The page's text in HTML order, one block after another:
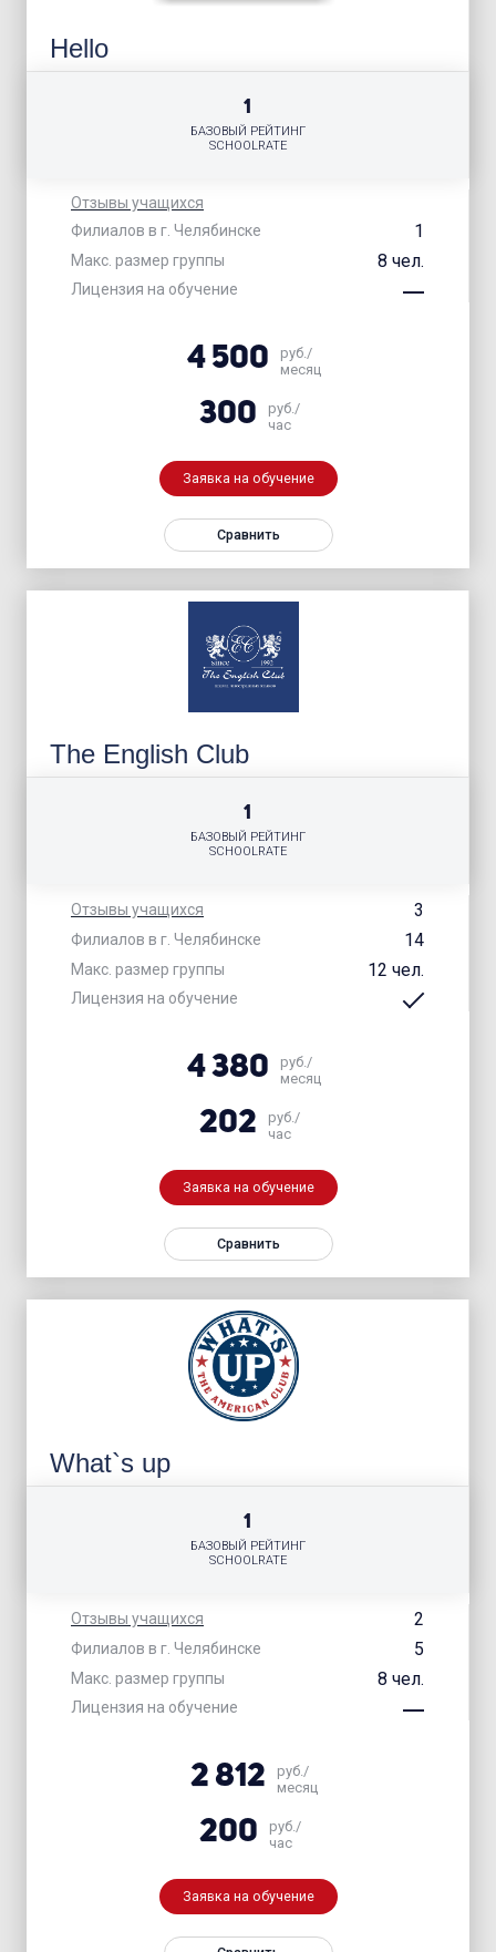
Hello
Отзывы учащихся
Филиалов в г. Челябинске
1
Макс. размер группы 8 чел.
Лицензия на обучение
1
БАЗОВЫЙ РЕЙТИНГ
SCHOOLRATE
4 500
руб./
месяц
300
руб./
час
Заявка на обучение
Сравнить
The English Club
Отзывы учащихся 3
Филиалов в г. Челябинске 14
Макс. размер группы 12 чел.
Лицензия на обучение
1
БАЗОВЫЙ РЕЙТИНГ
SCHOOLRATE
4 380
руб./
месяц
202
руб./
час
Заявка на обучение
Сравнить
What`s up
Отзывы учащихся 2
Филиалов в г. Челябинске 5
Макс. размер группы 8 чел.
Лицензия на обучение
1
БАЗОВЫЙ РЕЙТИНГ
SCHOOLRATE
2 812
руб./
месяц
200
руб./
час
Заявка на обучение